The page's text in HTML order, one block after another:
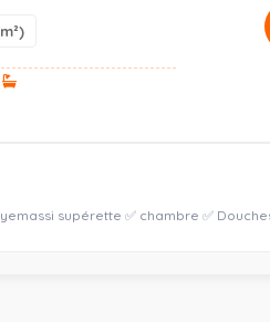
supérette ✅ chambre ✅